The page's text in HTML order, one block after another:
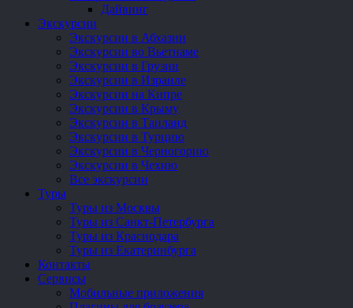
Дайвинг
Экскурсии
Экскурсии в Абхазии
Экскурсии во Вьетнаме
Экскурсии в Грузии
Экскурсии в Израиле
Экскурсии на Кипре
Экскурсии в Крыму
Экскурсии в Таиланд
Экскурсии в Турцию
Экскурсии в Черногорию
Экскурсии в Чехию
Все экскурсии
Туры
Туры из Москвы
Туры из Санкт-Петербурга
Туры из Краснодара
Туры из Екатеринбурга
Контакты
Сервисы
Мобильные приложения